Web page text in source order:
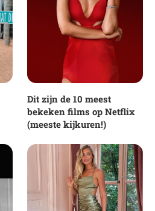
Dit zijn de 10 meest
bekeken films op Netflix
(meeste kijkuren!)